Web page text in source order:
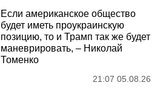
Если американское общество
будет иметь проукраинскую
позицию, то и Трамп так же будет
маневрировать, – Николай
Томенко
21:07 05.08.26